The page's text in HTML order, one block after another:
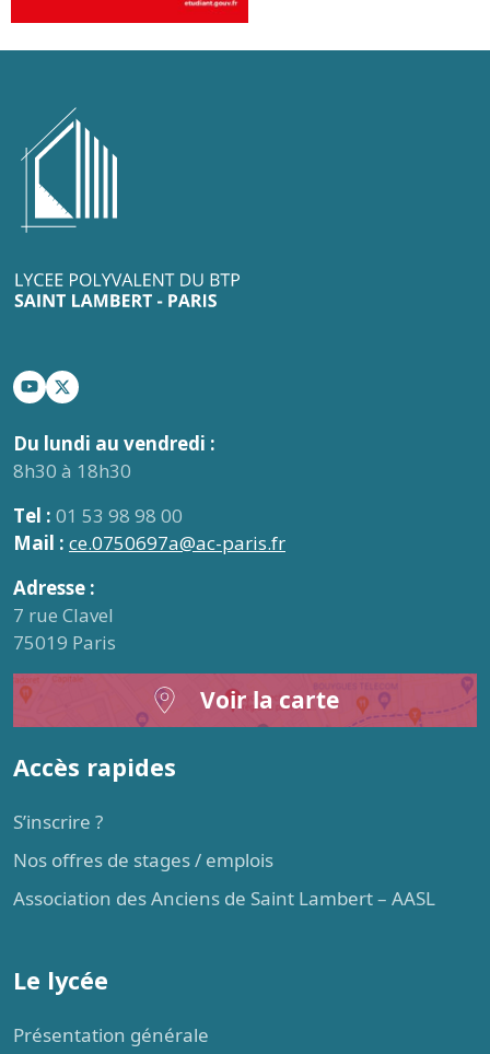
Du lundi au vendredi :
8h30 à 18h30
Tel : 01 53 98 98 00
Mail : ce.0750697a@ac-paris.fr
Adresse :
7 rue Clavel
75019 Paris
Voir la carte
Accès rapides
S’inscrire ?
Nos offres de stages / emplois
Association des Anciens de Saint Lambert – AASL
Le lycée
Présentation générale